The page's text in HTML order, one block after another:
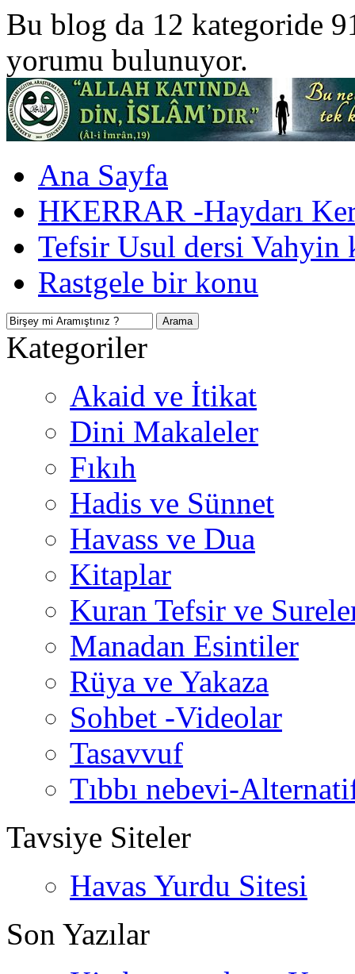
Bu blog da 12 kategoride
yorumu bulunuyor.
Ana Sayfa
HKERRAR -Haydarı
Tefsir Usul dersi Vahyin
Rastgele bir konu
Kategoriler
Akaid ve İtikat
Dini Makaleler
Fıkıh
Hadis ve Sünnet
Havass ve Dua
Kitaplar
Kuran Tefsir ve
Manadan Esintiler
Rüya ve Yakaza
Sohbet -Videolar
Tasavvuf
Tıbbı nebevi-
Tavsiye Siteler
Havas Yurdu Sitesi
Son Yazılar